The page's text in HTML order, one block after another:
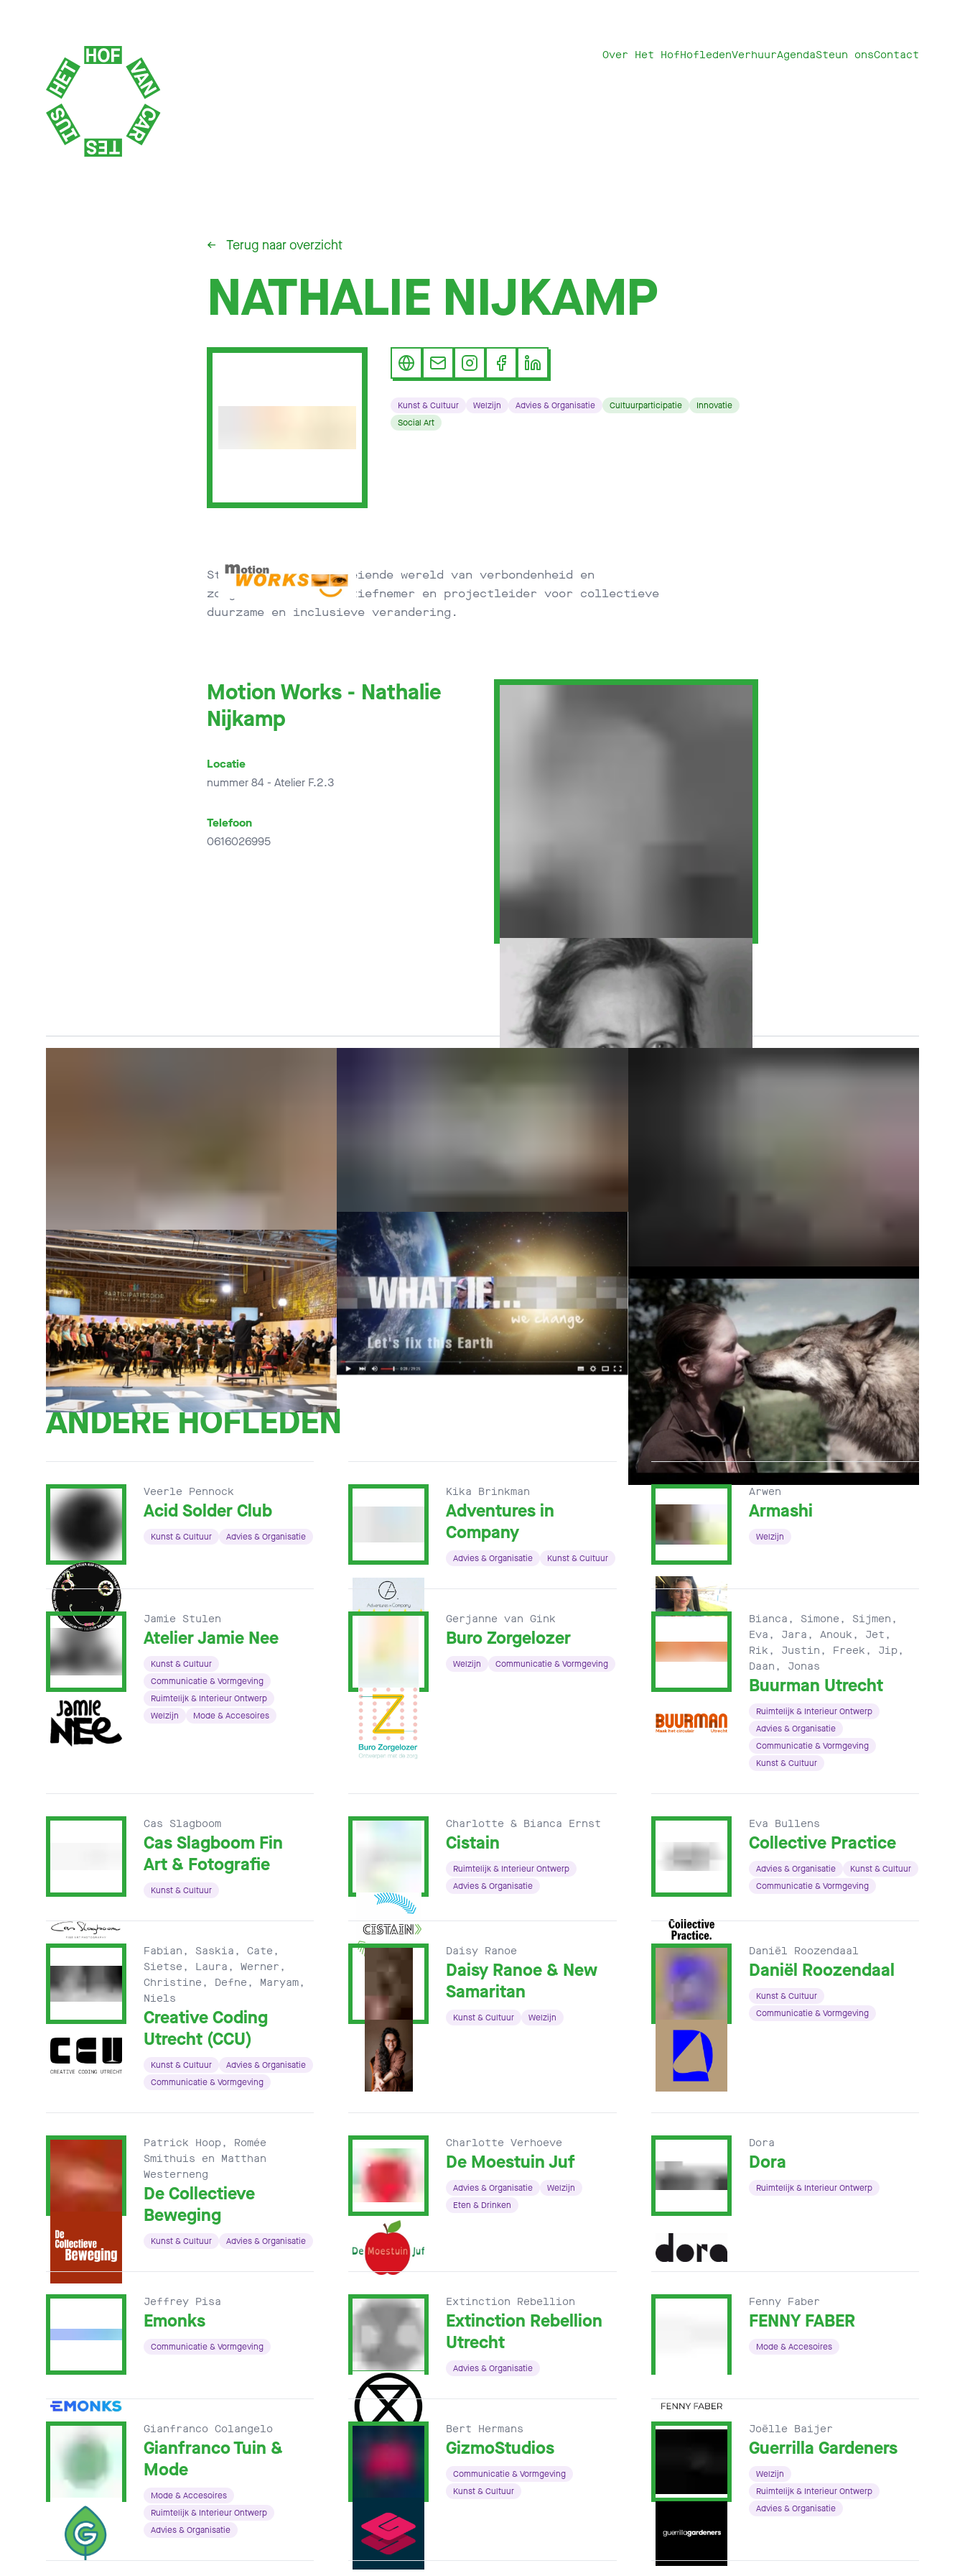
Over Het HofHofledenVerhuurAgendaSteun onsContact
← Terug naar overzicht
NATHALIE NIJKAMP
Kunst & Cultuur Welzijn Advies & Organisatie Cultuurparticipatie
Innovatie
Social Art
Streven naar een bloeiende wereld van verbondenheid en
zorgzaamheid. Initiatiefnemer en projectleider voor collectieve
duurzame en inclusieve verandering.
Motion Works - Nathalie
Nijkamp
Locatie
nummer 84 - Atelier F.2.3
Telefoon
0616026995
ANDERE HOFLEDEN
Veerle Pennock
Acid Solder Club
Kunst & Cultuur Advies & Organisatie
Kika Brinkman
Adventures in
Company
Advies & Organisatie Kunst & Cultuur
Arwen
Armashi
Welzijn
Jamie Stulen
Atelier Jamie Nee
Kunst & Cultuur
Communicatie & Vormgeving
Ruimtelijk & Interieur Ontwerp
Welzijn
Mode & Accesoires
Gerjanne van Gink
Buro Zorgelozer
Welzijn Communicatie & Vormgeving
Bianca, Simone, Sijmen,
Eva, Jara, Anouk, Jet,
Rik, Justin, Freek, Jip,
Daan, Jonas
Buurman Utrecht
Ruimtelijk & Interieur Ontwerp
Advies & Organisatie
Communicatie & Vormgeving
Kunst & Cultuur
Cas Slagboom
Cas Slagboom Fin
Art & Fotografie
Kunst & Cultuur
Charlotte & Bianca Ernst
Cistain
Ruimtelijk & Interieur Ontwerp
Advies & Organisatie
Eva Bullens
Collective Practice
Advies & Organisatie
Kunst & Cultuur
Communicatie & Vormgeving
Fabian, Saskia, Cate,
Sietse, Laura, Werner,
Christine, Defne, Maryam,
Niels
Creative Coding
Utrecht (CCU)
Kunst & Cultuur
Advies & Organisatie
Communicatie & Vormgeving
Daisy Ranoe
Daisy Ranoe & New
Samaritan
Kunst & Cultuur Welzijn
Daniël Roozendaal
Daniël Roozendaal
Kunst & Cultuur
Communicatie & Vormgeving
Patrick Hoop, Romée
Smithuis en Matthan
Westerneng
De Collectieve
Beweging
Kunst & Cultuur Advies & Organisatie
Charlotte Verhoeve
De Moestuin Juf
Advies & Organisatie
Welzijn
Eten & Drinken
Dora
Dora
Ruimtelijk & Interieur Ontwerp
Jeffrey Pisa
Emonks
Communicatie & Vormgeving
Extinction Rebellion
Extinction Rebellion
Utrecht
Advies & Organisatie
Fenny Faber
FENNY FABER
Mode & Accesoires
Gianfranco Colangelo
Gianfranco Tuin &
Mode
Mode & Accesoires
Ruimtelijk & Interieur Ontwerp
Advies & Organisatie
Bert Hermans
GizmoStudios
Communicatie & Vormgeving
Kunst & Cultuur
Joëlle Baijer
Guerrilla Gardeners
Welzijn
Ruimtelijk & Interieur Ontwerp
Advies & Organisatie